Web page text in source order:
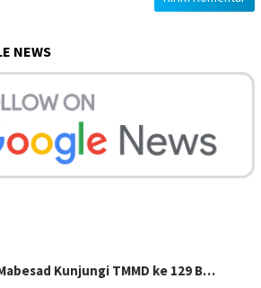
NEWS
Kunjungi TMMD ke 129 B…